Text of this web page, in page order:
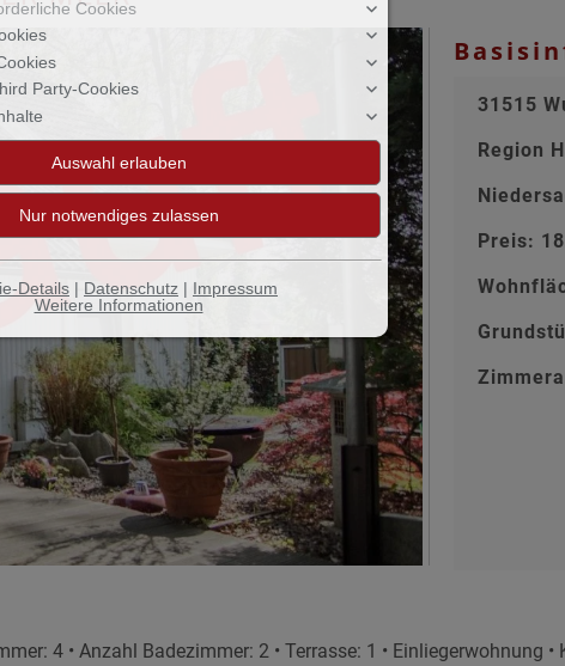
31515
Region
Preis:
4 • Anzahl Badezimmer: 2 • Terrasse: 1 • Einliegerwohnung •
Cookies
Party-Cookies
Details | Datenschutz | Impressum
Weitere Informationen
Es werden
Sie